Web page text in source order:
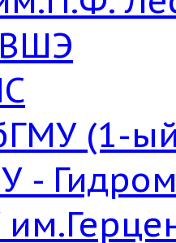
(1-
-